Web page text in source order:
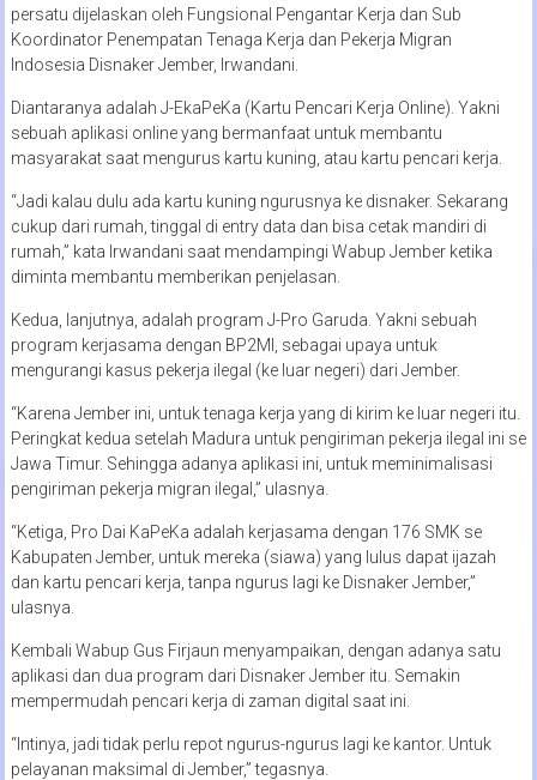
persatu dijelaskan oleh Fungsional Pengantar Kerja dan Sub
Koordinator Penempatan Tenaga Kerja dan Pekerja Migran
Indosesia Disnaker Jember, Irwandani.
Diantaranya adalah J-EkaPeKa (Kartu Pencari Kerja Online). Yakni
sebuah aplikasi online yang bermanfaat untuk membantu
masyarakat saat mengurus kartu kuning, atau kartu pencari kerja.
“Jadi kalau dulu ada kartu kuning ngurusnya ke disnaker. Sekarang
cukup dari rumah, tinggal di entry data dan bisa cetak mandiri di
rumah,” kata Irwandani saat mendampingi Wabup Jember ketika
diminta membantu memberikan penjelasan.
Kedua, lanjutnya, adalah program J-Pro Garuda. Yakni sebuah
program kerjasama dengan BP2MI, sebagai upaya untuk
mengurangi kasus pekerja ilegal (ke luar negeri) dari Jember.
“Karena Jember ini, untuk tenaga kerja yang di kirim ke luar negeri itu.
Peringkat kedua setelah Madura untuk pengiriman pekerja ilegal ini se
Jawa Timur. Sehingga adanya aplikasi ini, untuk meminimalisasi
pengiriman pekerja migran ilegal,” ulasnya.
“Ketiga, Pro Dai KaPeKa adalah kerjasama dengan 176 SMK se
Kabupaten Jember, untuk mereka (siawa) yang lulus dapat ijazah
dan kartu pencari kerja, tanpa ngurus lagi ke Disnaker Jember,”
ulasnya.
Kembali Wabup Gus Firjaun menyampaikan, dengan adanya satu
aplikasi dan dua program dari Disnaker Jember itu. Semakin
mempermudah pencari kerja di zaman digital saat ini.
“Intinya, jadi tidak perlu repot ngurus-ngurus lagi ke kantor. Untuk
pelayanan maksimal di Jember,” tegasnya.